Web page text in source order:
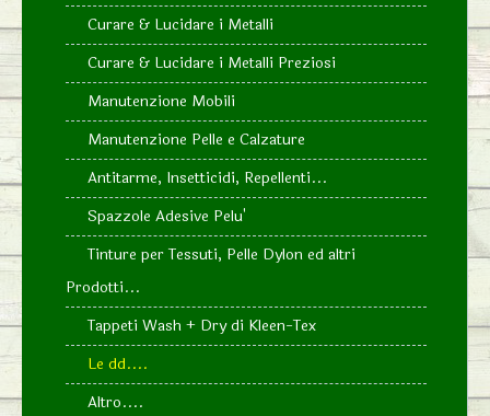
Curare & Lucidare i Metalli
Curare & Lucidare i Metalli Preziosi
Manutenzione Mobili
Manutenzione Pelle e Calzature
Antitarme, Insetticidi, Repellenti...
Spazzole Adesive Pelu'
Tinture per Tessuti, Pelle Dylon ed altri
Prodotti...
Tappeti Wash + Dry di Kleen-Tex
Le dd....
Altro....